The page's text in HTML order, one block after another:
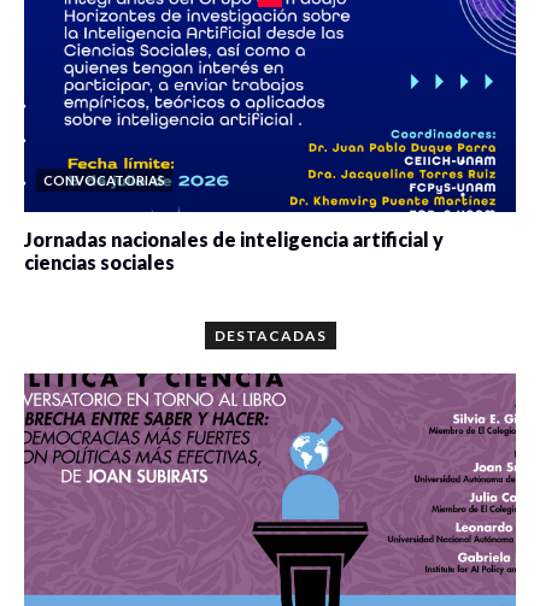
CONVOCATORIAS
Jornadas nacionales de inteligencia artificial y
ciencias sociales
DESTACADAS